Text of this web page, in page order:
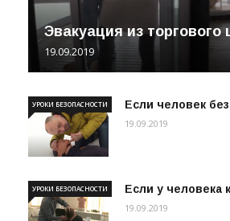
Эвакуация из
19.09.2019
Если человек
УРОКИ БЕЗОПАСНОСТИ
19.09.2019
Если у человека
УРОКИ БЕЗОПАСНОСТИ
19.09.2019